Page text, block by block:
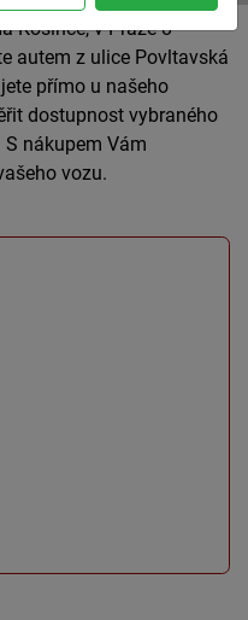
Košince, v Praze 8 –
autem z ulice Povltavská
přímo u našeho
dostupnost vybraného
nákupem Vám
vozu.